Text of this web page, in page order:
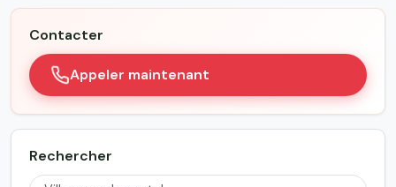
Contacter
Appeler maintenant
Rechercher